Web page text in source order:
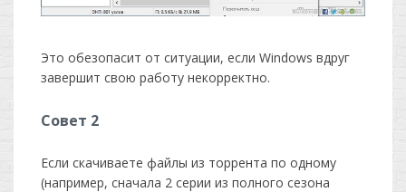
Это обезопасит от ситуации, если Windows вдруг
завершит свою работу некорректно.
Совет 2
Если скачиваете файлы из торрента по одному
(например, сначала 2 серии из полного сезона